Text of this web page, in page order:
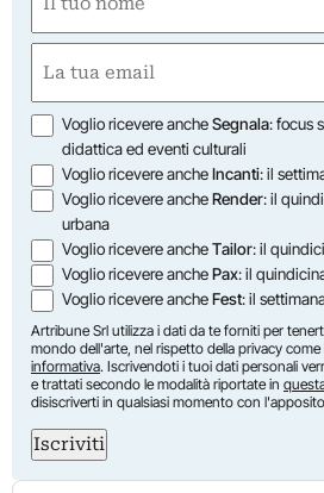
(Required)
First
(Required)
Opzioni
Voglio ricevere ancheSegnala: focus
didattica ed eventi culturali
Voglio ricevere ancheIncanti: il
Voglio ricevere ancheRender: il
urbana
Voglio ricevere ancheTailor: il
Voglio ricevere anchePax: il
Voglio ricevere ancheFest: il
Artribune Srl utilizza i dati da te forniti per
mondo dell'arte, nel rispetto della privacy come
informativa. Iscrivendoti i tuoi dati personali
e trattati secondo le modalità riportate in
disiscriverti in qualsiasi momento con
Iscriviti